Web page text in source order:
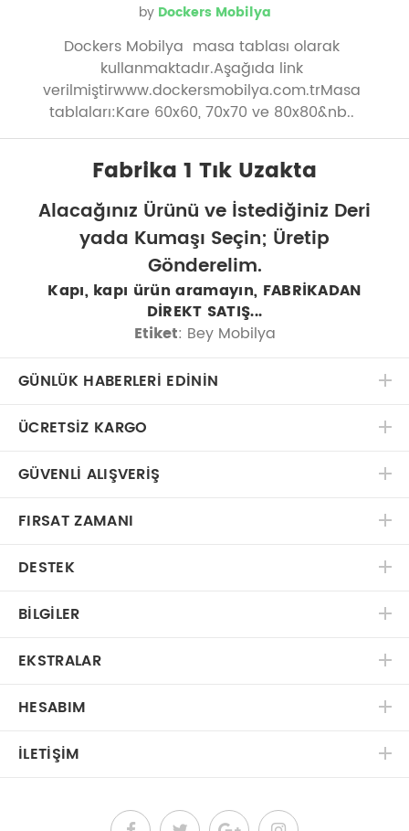
by Dockers Mobilya
Dockers Mobilya masa tablası olarak
kullanmaktadır.Aşağıda link
verilmiştirwww.dockersmobilya.com.trMasa
tablaları:Kare 60x60, 70x70 ve 80x80&nb..
Fabrika 1 Tık Uzakta
Alacağınız Ürünü ve İstediğiniz Deri
yada Kumaşı Seçin; Üretip
Gönderelim.
Kapı, kapı ürün aramayın, FABRİKADAN
DİREKT SATIŞ...
Etiket: Bey Mobilya
GÜNLÜK HABERLERİ EDİNİN
ÜCRETSIZ KARGO
GÜVENLI ALIŞVERIŞ
FIRSAT ZAMANI
DESTEK
BILGILER
EKSTRALAR
HESABIM
İLETIŞIM